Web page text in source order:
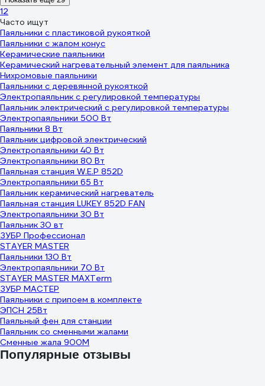
12
Часто ищут
Паяльники с пластиковой рукояткой
Паяльники с жалом конус
Керамические паяльники
Керамический нагревательный элемент для паяльника
Нихромовые паяльники
Паяльники с деревянной рукояткой
Электропаяльник с регулировкой температуры
Паяльник электрический с регулировкой температуры
Электропаяльники 500 Вт
Паяльники 8 Вт
Паяльник цифровой электрический
Электропаяльники 40 Вт
Электропаяльники 80 Вт
Паяльная станция W.E.P 852D
Электропаяльники 65 Вт
Паяльник керамический нагреватель
Паяльная станция LUKEY 852D FAN
Электропаяльники 30 Вт
Паяльник 30 вт
ЗУБР Профессионал
STAYER MASTER
Паяльники 130 Вт
Электропаяльники 70 Вт
STAYER MASTER MAXTerm
ЗУБР МАСТЕР
Паяльники с припоем в комплекте
ЭПСН 25Вт
Паяльный фен для станции
Паяльник со сменными жалами
Сменные жала 900М
Популярные отзывы